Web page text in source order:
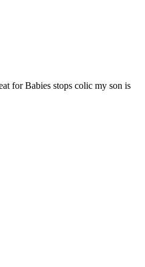
for Babies stops colic my son is